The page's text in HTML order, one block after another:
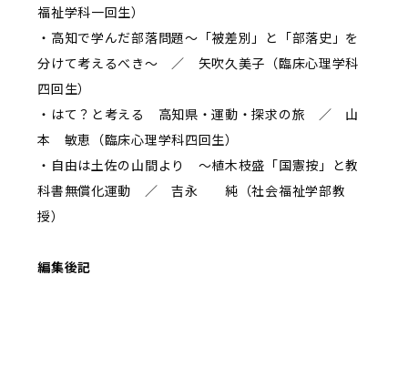
福祉学科一回生）
・高知で学んだ部落問題～「被差別」と「部落史」を
分けて考えるべき～ ／ 矢吹久美子（臨床心理学科
四回生）
・はて？と考える 高知県・運動・探求の旅 ／ 山
本 敏恵（臨床心理学科四回生）
・自由は土佐の山間より ～植木枝盛「国憲按」と教
科書無償化運動 ／ 吉永 純（社会福祉学部教
授）
編集後記